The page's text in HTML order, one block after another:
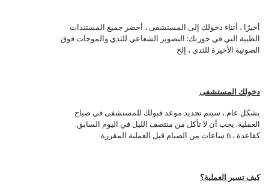
أخيرًا ، أثناء دخولك إلى المستشفى ، أحضر جميع المستندات
الطبية التي في حوزتك: التصوير الشعاعي للثدي والموجات فوق
الصوتية الأخيرة للثدي ، إلخ
دخولك المستشفى
بشكل عام ، سيتم تحديد موعد قبولك للمستشفى في صباح
العملية. يجب أن لا تأكل من منتصف الليل في اليوم السابق.
كقاعدة ، 6 ساعات من الصيام قبل العملية المقررة
كيف تسير العملية؟